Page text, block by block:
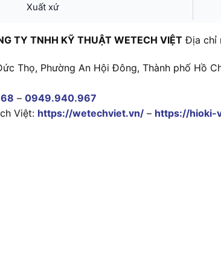
Xuất xứ
TY TNHH KỸ THUẬT WETECH VIỆT Địa chỉ
Thọ, Phường An Hội Đông, Thành phố Hồ
– 0949.940.967
Việt: https://wetechviet.vn/ – https://hioki-